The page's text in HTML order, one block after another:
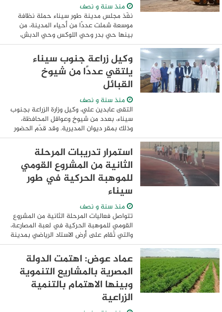
منذ سنة و نصف
نفّذ مجلس مدينة طور سيناء حملة نظافة
موسعة شملت عددًا من أحياء المدينة، من
بينها حي بدر وحي اللوكس وحي الدبش،
وذلك ضمن جهود تحسين المظهر العام ورفع
مستوى الخدمات المقدمة للمواطنين. كما
شملت ...
وكيل زراعة جنوب سيناء
يلتقي عددًا من شيوخ
القبائل
منذ سنة و نصف
التقى عابدين علي، وكيل وزارة الزراعة بجنوب
سيناء، بعدد من شيوخ وعواقل المحافظة،
وذلك بمقر ديوان المديرية. وقد قدّم الحضور
التهنئة لوكيل الوزارة بمناسبة توليه مهام
عمله رسميًا في المديرية. وفي ...
استمرار تدريبات المرحلة
الثانية من المشروع القومي
للموهبة الحركية في طور
سيناء
منذ سنة و نصف
تتواصل فعاليات المرحلة الثانية من المشروع
القومي للموهبة الحركية في لعبة المصارعة،
والتي تُقام على أرض الاستاد الرياضي بمدينة
طور سيناء، بمشاركة واسعة من لاعبي
المشروع. ويهدف المشروع إلى ...
عماد عوض: اهتمت الدولة
المصرية بالمشاريع التنموية
وبينها الاهتمام بالتنمية
الزراعية